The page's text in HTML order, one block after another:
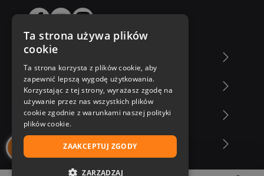
Zakupy u nas
Nasza oferta
Nasi autorzy
Ta strona używa plików
cookie
Ta strona korzysta z plików cookie, aby
zapewnić lepszą wygodę użytkowania.
Korzystając z tej strony, wyrażasz zgodę na
używanie przez nas wszystkich plików
cookie zgodnie z warunkami naszej polityki
plików cookie.
ZAAKCEPTUJ ZGODY
ZARZĄDZAJ